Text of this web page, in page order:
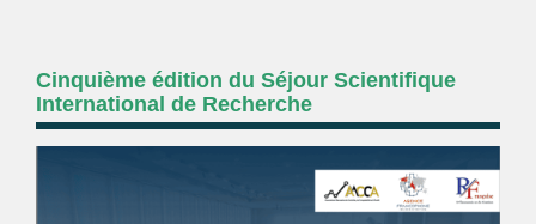
Cinquième édition du Séjour Scientifique
International de Recherche